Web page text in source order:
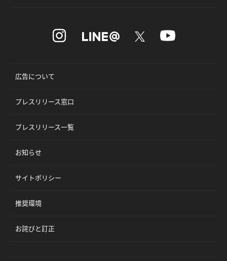
広告について
プレスリリース窓口
プレスリリース一覧
お知らせ
サイトポリシー
推奨環境
お詫びと訂正